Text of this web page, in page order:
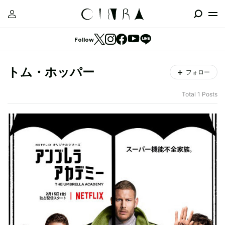
Follow
トム・ホッパー フォロー
Total 1 Posts